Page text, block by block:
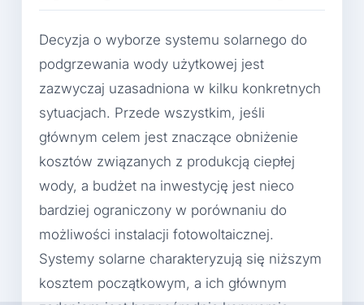
Decyzja o wyborze systemu solarnego do
podgrzewania wody użytkowej jest
zazwyczaj uzasadniona w kilku konkretnych
sytuacjach. Przede wszystkim, jeśli
głównym celem jest znaczące obniżenie
kosztów związanych z produkcją ciepłej
wody, a budżet na inwestycję jest nieco
bardziej ograniczony w porównaniu do
możliwości instalacji fotowoltaicznej.
Systemy solarne charakteryzują się niższym
kosztem początkowym, a ich głównym